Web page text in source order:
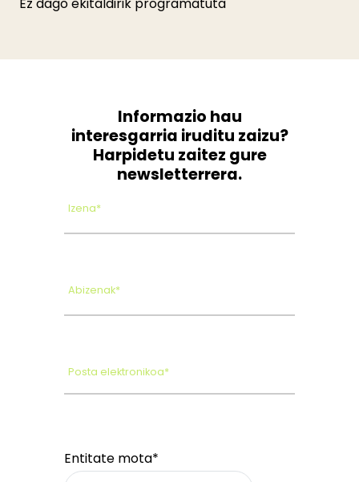
Ez dago ekitaldirik programatuta
Informazio hau
interesgarria iruditu zaizu?
Harpidetu zaitez gure
newsletterrera.
Izena*
Abizenak*
Posta elektronikoa*
Entitate mota*